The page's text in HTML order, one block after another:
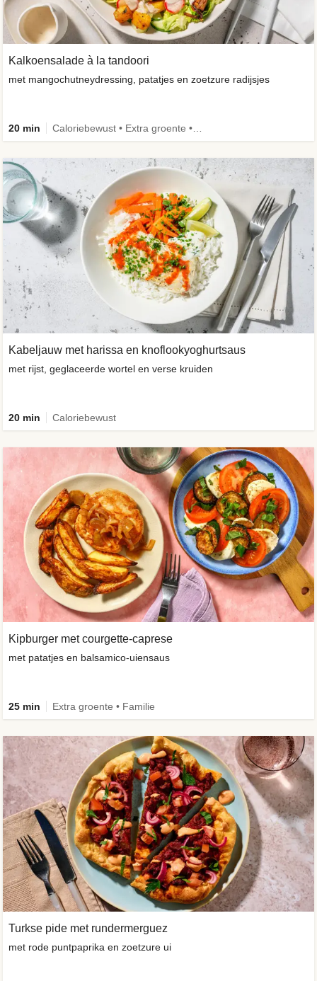
Kalkoensalade à la tandoori
met mangochutneydressing, patatjes en zoetzure radijsjes
20 min
Kabeljauw met harissa en knoflookyoghurtsaus
met rijst, geglaceerde wortel en verse kruiden
20 min Caloriebewust
Kipburger met courgette-caprese
met patatjes en balsamico-uiensaus
25 min Extra groente • Familie
Turkse pide met rundermerguez
met rode puntpaprika en zoetzure ui